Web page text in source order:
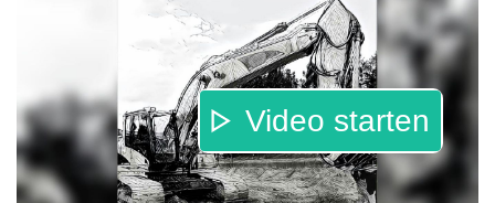
Video starten